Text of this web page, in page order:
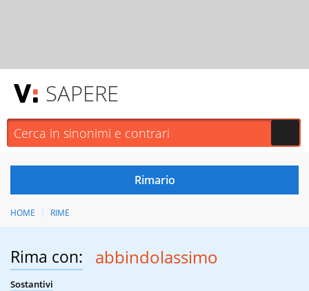
SAPERE
HOME RIME
Rima con: abbindolassimo
Sostantivi